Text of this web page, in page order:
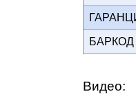
БАРКОД
Видео: